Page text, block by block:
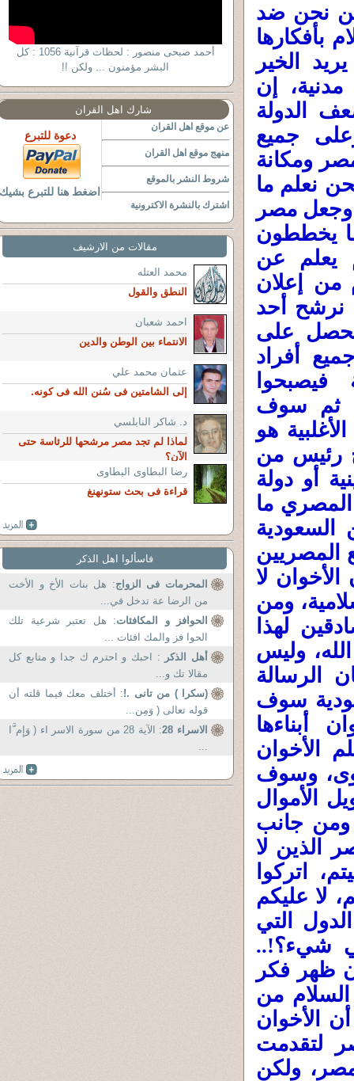
نحن ضد
بأفكارها
الخير
إن
الدولة
جميع
ومكانة
نعلم ما
وجعل مصر
يخططون
يعلم عن
من إعلان
نرشح أحد
نحصل على
أفراد
فيصبحوا
ثم سوف
هو
رئيس من
أو دولة
المصري ما
السعودية
المصريين
لا
ومن
لهذا
وليس
الرسالة
سوف
أبناءها
الأخوان
وسوف
الأموال
جانب
الذين لا
اتركوا
لا عليكم
التي
شيء؟!..
ظهر فكر
من
الأخوان
لتقدمت
ولكن
أحمد صبحى منصور : لحظات قرآنية 1056 : كل
البشر مؤمنون ... ولكن !!
شارك اهل القران
عن موقع اهل القران
منهج موقع اهل القران
شروط النشر بالموقع
اشترك بالنشرة الاكترونية
دعوة للتبرع
اضغط هنا للتبرع بشيك
مقالات من الارشيف
محمد العتله
النطق والقول
احمد شعبان
الانتماء بين الوطن والدين
عثمان محمد علي
إلى الشامتين فى سُنن الله فى كونه.
د. شاكر النابلسي
لماذا لم تجد مصر مرشحها للرئاسة حتى
الآن؟
رضا البطاوى البطاوى
قراءة فى بحث ستونهنغ
فاسألوا اهل الذكر
المحرمات فى الزواج: هل بنات الأخ و الأخت
من الرضا عة تدخل في...
الحوافز و المكافئات: هل تعتبر شرعية تلك
الحوا فز والمك افئات ...
أهل الذكر : احبك و احترم ك جدا و متابع كل
مقالا تك و...
(سكرا ) من تانى .!: أختلف معك فيما قلته أن
قوله تعالى ( وَمِن...
الاسراء 28
: الآية 28 من سورة الاسر اء ( وَإِم َّا